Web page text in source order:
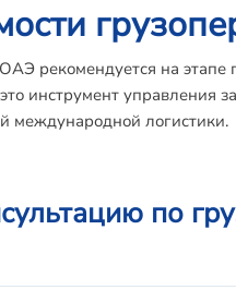
рекомендуется на
инструмент управления
международной логистики.
по